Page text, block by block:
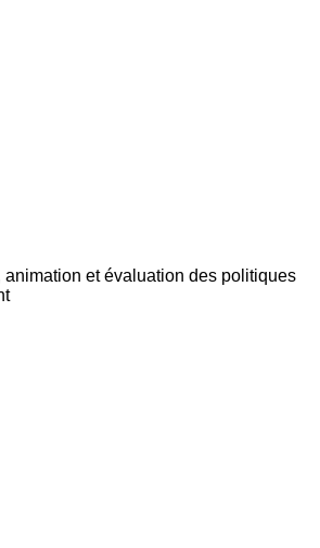
et évaluation des politiques